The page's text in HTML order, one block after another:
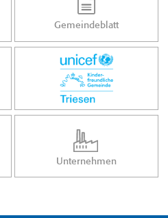
Gemeindeblatt
Unternehmen